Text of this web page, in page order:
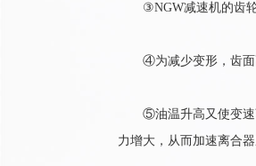
③NGW减速机的齿轮
④为减少变形，齿面高
⑤油温升高又使变速离
力增大，从而加速离合